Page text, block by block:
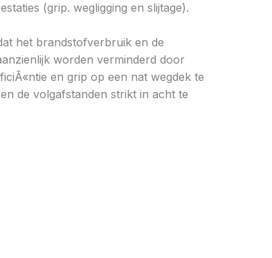
(grip. wegligging en slijtage).
het brandstofverbruik en de
worden verminderd door
en grip op een nat wegdek te
de volgafstanden strikt in acht te